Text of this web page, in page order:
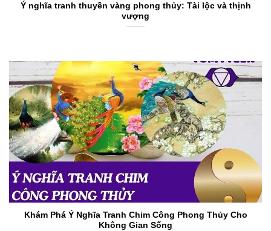
Ý nghĩa tranh thuyền vàng phong thủy: Tài lộc và thịnh
vượng
Khám Phá Ý Nghĩa Tranh Chim Công Phong Thủy Cho
Không Gian Sống